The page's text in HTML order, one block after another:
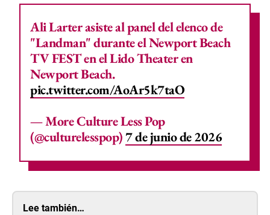
Ali Larter asiste al panel del elenco de
"Landman" durante el Newport Beach
TV FEST en el Lido Theater en
Newport Beach.
pic.twitter.com/AoAr5k7taO
— More Culture Less Pop
(@culturelesspop)7 de junio de 2026
Lee también…